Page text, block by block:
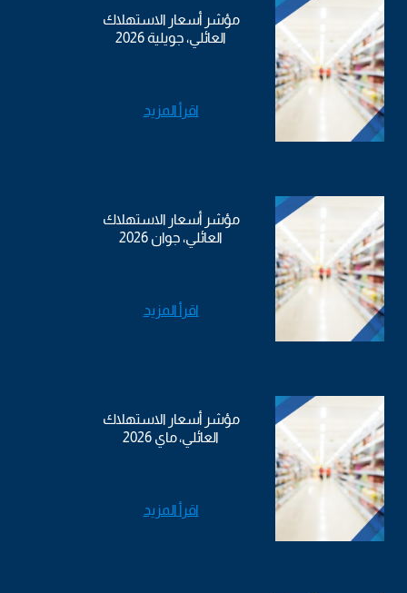
مؤشر أسعار الاستهلاك
العائلي، جويلية 2026
اقرأ المزيد
مؤشر أسعار الاستهلاك
العائلي، جوان 2026
اقرأ المزيد
مؤشر أسعار الاستهلاك
العائلي، ماي 2026
اقرأ المزيد